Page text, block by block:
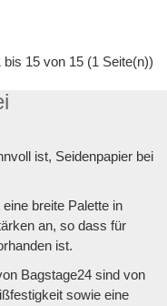
bis 15 von 15 (1 Seite(n))
ist, Seidenpapier bei
breite Palette in
an, so dass für
ist.
Bagstage24 sind von
sowie eine